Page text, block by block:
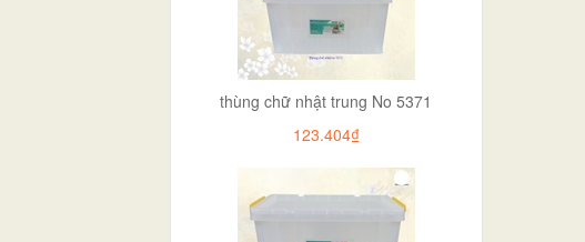
thùng chữ nhật trung No 5371
123.404₫